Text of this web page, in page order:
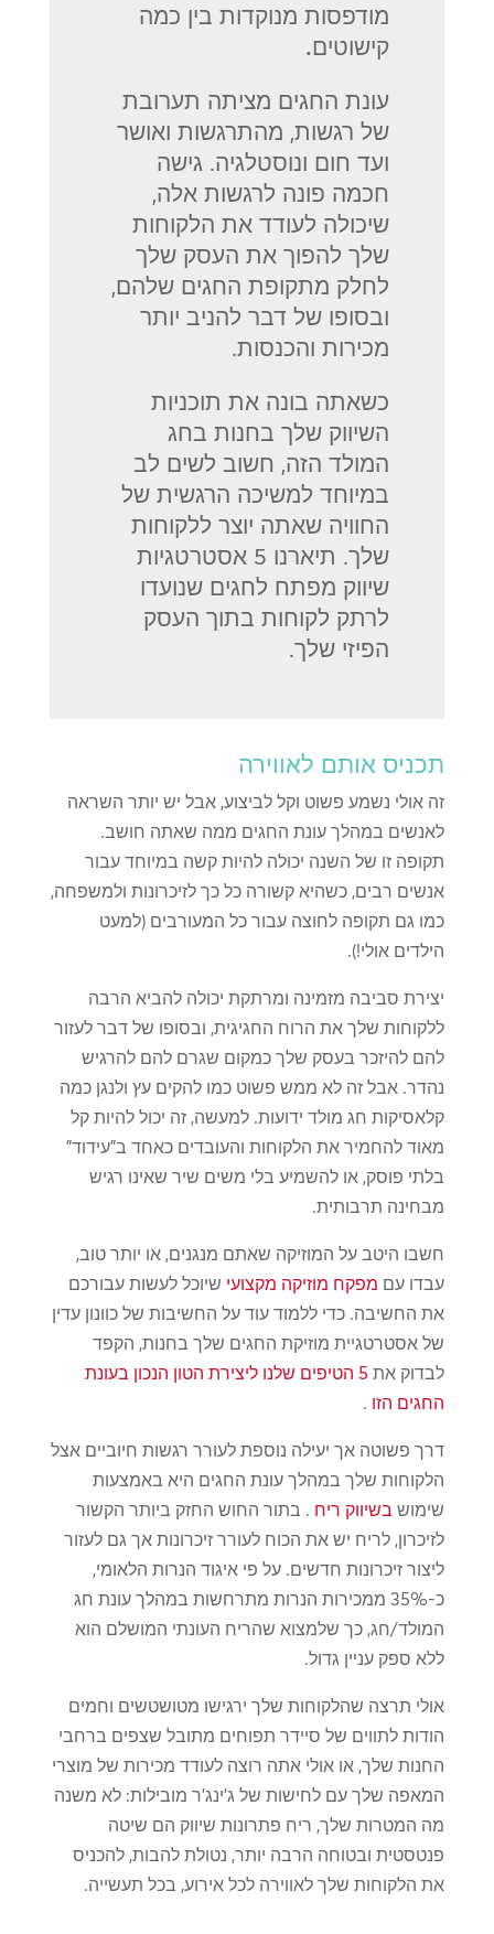
מודפסות מנוקדות בין כמה
קישוטים.
עונת החגים מציתה תערובת
של רגשות, מהתרגשות ואושר
ועד חום ונוסטלגיה. גישה
חכמה פונה לרגשות אלה,
שיכולה לעודד את הלקוחות
שלך להפוך את העסק שלך
לחלק מתקופת החגים שלהם,
ובסופו של דבר להניב יותר
מכירות והכנסות.
כשאתה בונה את תוכניות
השיווק שלך בחנות בחג
המולד הזה, חשוב לשים לב
במיוחד למשיכה הרגשית של
החוויה שאתה יוצר ללקוחות
שלך. תיארנו 5 אסטרטגיות
שיווק מפתח לחגים שנועדו
לרתק לקוחות בתוך העסק
הפיזי שלך.
תכניס אותם לאווירה
זה אולי נשמע פשוט וקל לביצוע, אבל יש יותר השראה
לאנשים במהלך עונת החגים ממה שאתה חושב.
תקופה זו של השנה יכולה להיות קשה במיוחד עבור
אנשים רבים, כשהיא קשורה כל כך לזיכרונות ולמשפחה,
כמו גם תקופה לחוצה עבור כל המעורבים (למעט
הילדים אולי!).
יצירת סביבה מזמינה ומרתקת יכולה להביא הרבה
ללקוחות שלך את הרוח החגיגית, ובסופו של דבר לעזור
להם להיזכר בעסק שלך כמקום שגרם להם להרגיש
נהדר. אבל זה לא ממש פשוט כמו להקים עץ ולנגן כמה
קלאסיקות חג מולד ידועות. למעשה, זה יכול להיות קל
מאוד להחמיר את הלקוחות והעובדים כאחד ב"עידוד"
בלתי פוסק, או להשמיע בלי משים שיר שאינו רגיש
מבחינה תרבותית.
חשבו היטב על המוזיקה שאתם מנגנים, או יותר טוב,
עבדו עם מפקח מוזיקה מקצועי שיוכל לעשות עבורכם
את החשיבה. כדי ללמוד עוד על החשיבות של כוונון עדין
של אסטרטגיית מוזיקת החגים שלך בחנות, הקפד
לבדוק את
5 הטיפים שלנו ליצירת הטון הנכון בעונת
החגים הזו .
דרך פשוטה אך יעילה נוספת לעורר רגשות חיוביים אצל
הלקוחות שלך במהלך עונת החגים היא באמצעות
שימוש בשיווק ריח . בתור החוש החזק ביותר הקשור
לזיכרון, לריח יש את הכוח לעורר זיכרונות אך גם לעזור
ליצור זיכרונות חדשים. על פי איגוד הנרות הלאומי,
כ-35% ממכירות הנרות מתרחשות במהלך עונת חג
המולד/חג, כך שלמצוא שהריח העונתי המושלם הוא
ללא ספק עניין גדול.
אולי תרצה שהלקוחות שלך ירגישו מטושטשים וחמים
הודות לתווים של סיידר תפוחים מתובל שצפים ברחבי
החנות שלך, או אולי אתה רוצה לעודד מכירות של מוצרי
המאפה שלך עם לחישות של ג'ינג'ר מובילות: לא משנה
מה המטרות שלך, ריח פתרונות שיווק הם שיטה
פנטסטית ובטוחה הרבה יותר, נטולת להבות, להכניס
את הלקוחות שלך לאווירה לכל אירוע, בכל תעשייה.